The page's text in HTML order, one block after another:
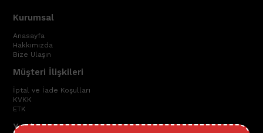
Kurumsal
Anasayfa
Hakkımızda
Bize Ulaşın
Müşteri İlişkileri
İptal ve İade Koşulları
KVKK
ETK
Yardım